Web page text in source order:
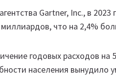
Gartner, Inc., в
что на 2,4%
годовых расходов
населения вынудило